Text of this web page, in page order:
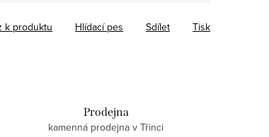
Tisk
k produktu Hlídací pes Sdílet
Prodejna
kamenná prodejna v Třinci